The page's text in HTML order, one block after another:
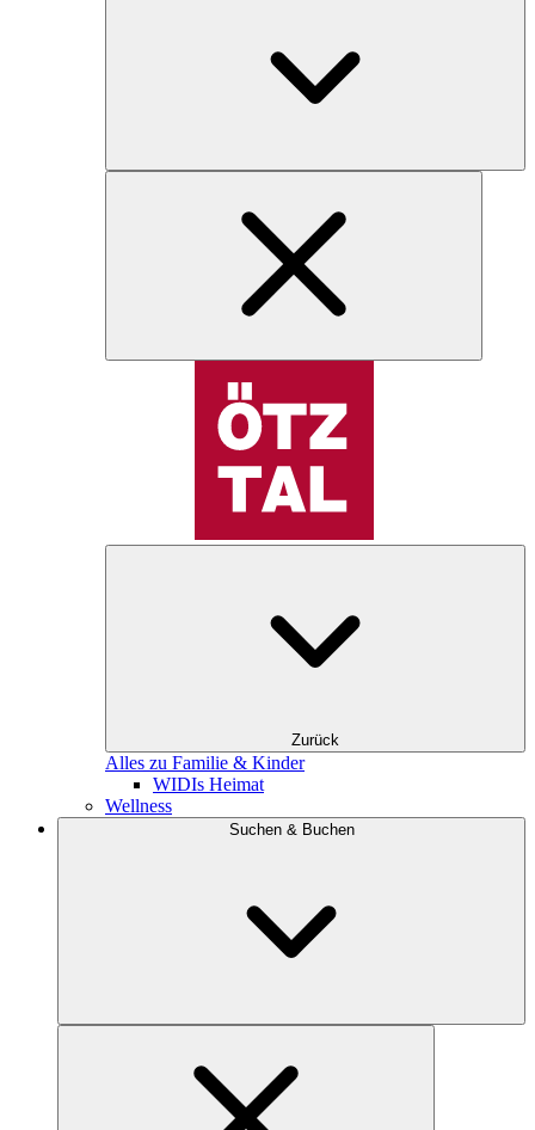
Zurück
Alles zu Familie & Kinder
WIDIs Heimat
Wellness
Suchen & Buchen